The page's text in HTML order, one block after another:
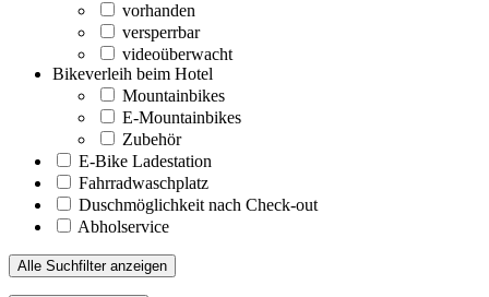
vorhanden
versperrbar
videoüberwacht
Bikeverleih beim Hotel
Mountainbikes
E-Mountainbikes
Zubehör
E-Bike Ladestation
Fahrradwaschplatz
Duschmöglichkeit nach Check-out
Abholservice
Alle Suchfilter anzeigen